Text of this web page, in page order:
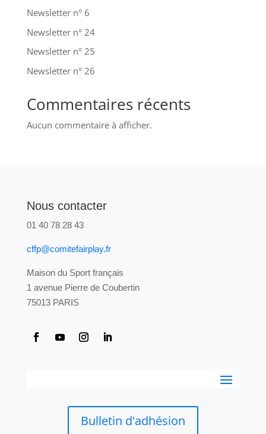
Newsletter n° 6
Newsletter n° 24
Newsletter n° 25
Newsletter n° 26
Commentaires récents
Aucun commentaire à afficher.
Nous contacter
01 40 78 28 43
cffp@comitefairplay.fr
Maison du Sport français
1 avenue Pierre de Coubertin
75013 PARIS
Bulletin d'adhésion